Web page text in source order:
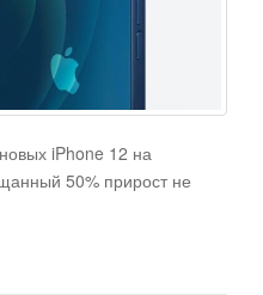
iPhone 12 на
50% прирост не